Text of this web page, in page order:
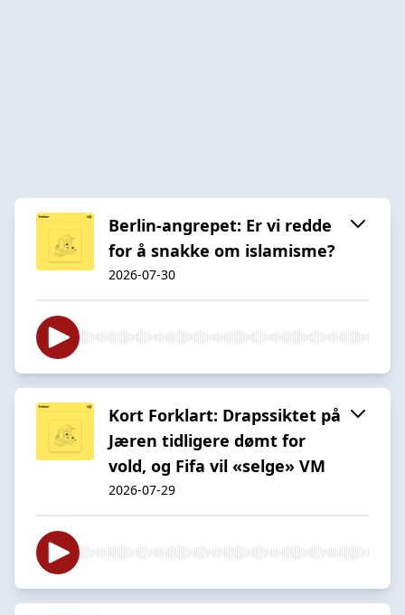
Berlin-angrepet: Er vi redde
for å snakke om islamisme?
2026-07-30
Kort Forklart: Drapssiktet på
Jæren tidligere dømt for
vold, og Fifa vil «selge» VM
2026-07-29